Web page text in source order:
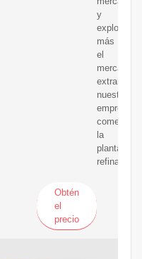
y
explorar
más
el
mercado
extranjero,
nuestra
empresa
comenzó
la
planta
refinadora
Obtén
el
precio